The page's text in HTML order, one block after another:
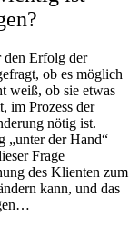
den Erfolg der
ob es möglich
weiß, ob sie etwas
im Prozess der
nötig ist.
„unter der Hand“
Frage
des Klienten zum
kann, und das